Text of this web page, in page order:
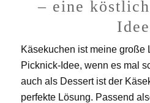
– eine
Käsekuchen ist meine große
Picknick-Idee, wenn es mal
auch als Dessert ist der
perfekte Lösung. Passend